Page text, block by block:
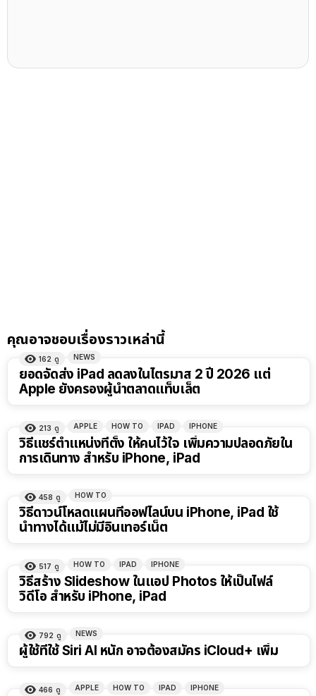
คุณอาจชอบเรื่องราวเหล่านี้
162 ดู NEWS
ยอดจัดส่ง iPad ลดลงในไตรมาส 2 ปี 2026 แต่
Apple ยังครองผู้นำตลาดแท็บเล็ต
213 ดู APPLE HOW TO IPAD IPHONE
วิธีแชร์ตำแหน่งที่ตั้ง ให้คนไว้ใจ เพิ่มความปลอดภัยใน
การเดินทาง สำหรับ iPhone, iPad
458 ดู HOW TO
วิธีดาวน์โหลดแผนที่ออฟไลน์บน iPhone, iPad ใช้
นำทางได้แม้ไม่มีอินเทอร์เน็ต
517 ดู HOW TO IPAD IPHONE
วิธีสร้าง Slideshow ในแอป Photos ให้เป็นไฟล์
วิดีโอ สำหรับ iPhone, iPad
792 ดู NEWS
ผู้ใช้ที่ใช้ Siri AI หนัก อาจต้องสมัคร iCloud+ เพิ่ม
466 ดู APPLE HOW TO IPAD IPHONE